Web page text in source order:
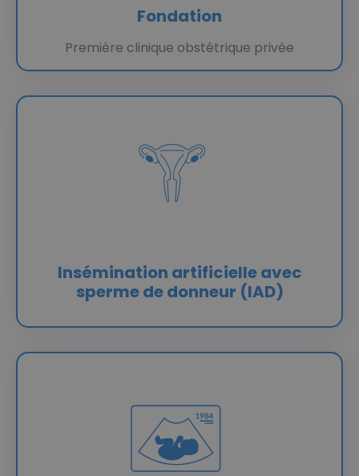
Fondation
Première clinique obstétrique privée
Insémination artificielle avec
sperme de donneur (IAD)